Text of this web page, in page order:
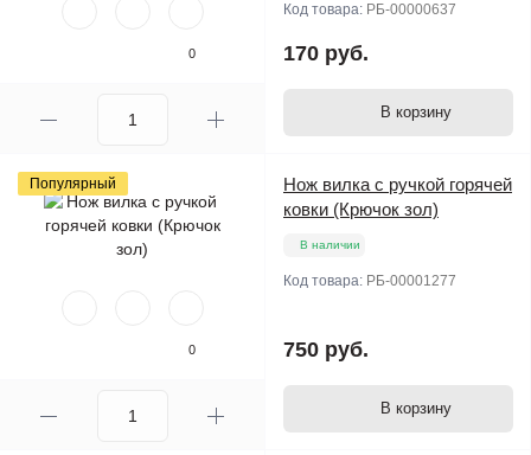
0
Код товара: РБ-00000637
170 руб.
В корзину
Популярный
0
Нож вилка с ручкой горячей
ковки (Крючок зол)
В наличии
Код товара: РБ-00001277
750 руб.
В корзину